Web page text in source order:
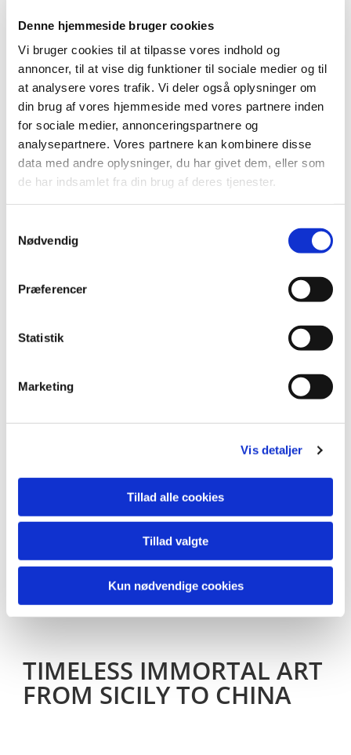
Denne hjemmeside bruger cookies
Vi bruger cookies til at tilpasse vores indhold og
annoncer, til at vise dig funktioner til sociale medier og til
at analysere vores trafik. Vi deler også oplysninger om
din brug af vores hjemmeside med vores partnere inden
for sociale medier, annonceringspartnere og
analysepartnere. Vores partnere kan kombinere disse
data med andre oplysninger, du har givet dem, eller som
de har indsamlet fra din brug af deres tjenester.
Nødvendig
Præferencer
Statistik
Marketing
Vis detaljer
Tillad alle cookies
Tillad valgte
Kun nødvendige cookies
Så er jeg publiceret i franske “Circle Foundation for the Arts “ 18.
TIMELESS IMMORTAL ART
FROM SICILY TO CHINA